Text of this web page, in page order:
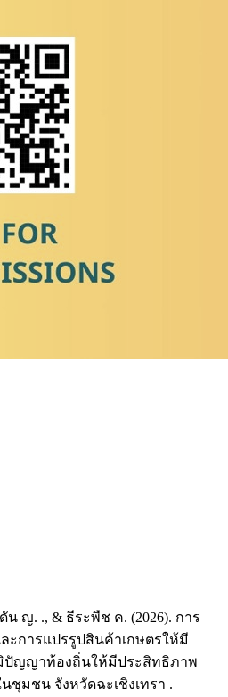
น ญ. ., & ธีระพืช ค. (2026). การ
การแปรรูปสินค้าเกษตรให้มี
ญญาท้องถิ่นให้มีประสิทธิภาพ
ชุมชน จังหวัดฉะเชิงเทรา .